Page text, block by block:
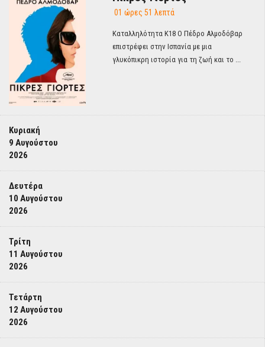
01 ώρες 51 λεπτά
Καταλληλότητα Κ18 Ο Πέδρο Αλμοδόβαρ
επιστρέφει στην Ισπανία με μια
γλυκόπικρη ιστορία για τη ζωή και το ...
Κυριακή
9 Αυγούστου
2026
Δευτέρα
10 Αυγούστου
2026
Τρίτη
11 Αυγούστου
2026
Τετάρτη
12 Αυγούστου
2026